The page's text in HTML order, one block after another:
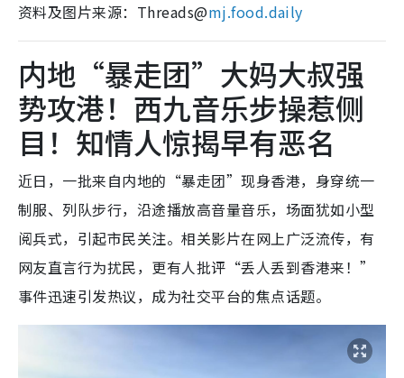
资料及图片来源：Threads@mj.food.daily
内地“暴走团”大妈大叔强
势攻港！西九音乐步操惹侧
目！知情人惊揭早有恶名
近日，一批来自内地的“暴走团”现身香港，身穿统一
制服、列队步行，沿途播放高音量音乐，场面犹如小型
阅兵式，引起市民关注。相关影片在网上广泛流传，有
网友直言行为扰民，更有人批评“丢人丢到香港来！”
事件迅速引发热议，成为社交平台的焦点话题。